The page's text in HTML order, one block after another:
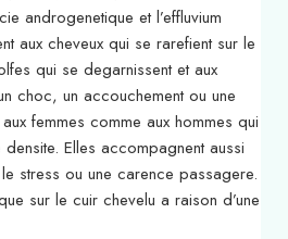
androgenetique et l’effluvium
aux cheveux qui se rarefient sur le
qui se degarnissent et aux
choc, un accouchement ou une
femmes comme aux hommes qui
Elles accompagnent aussi
stress ou une carence passagere.
sur le cuir chevelu a raison d’une